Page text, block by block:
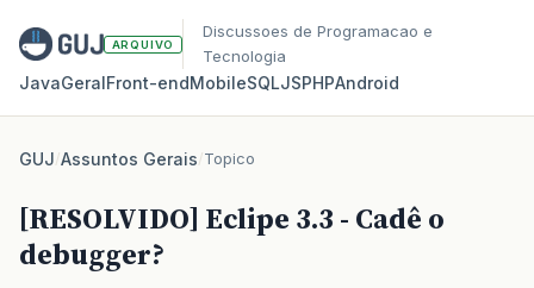
ARQUIVO
Discussoes de Programacao e
Tecnologia
JavaGeralFront‑endMobileSQLJSPHPAndroid
GUJ/Assuntos Gerais/Topico
[RESOLVIDO] Eclipe 3.3 - Cadê o
debugger?